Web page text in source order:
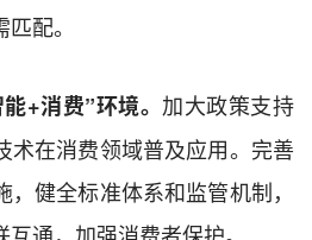
配。
+消费”环境。 加大政策支持
术在消费领域普及应用。完善
健全标准体系和监管机制，
通，加强消费者保护。